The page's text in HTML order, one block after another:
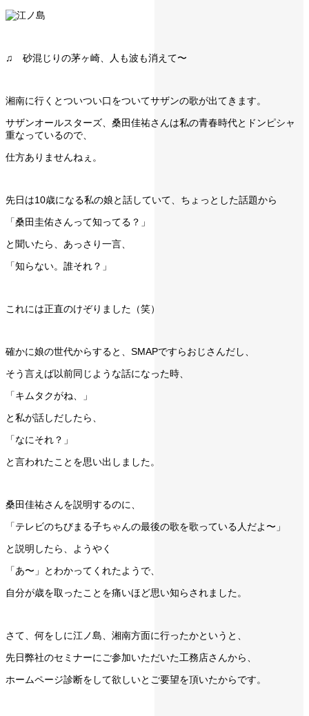
♫ 砂混じりの茅ヶ崎、人も波も消えて〜
湘南に行くとついつい口をついてサザンの歌が出てきます。
サザンオールスターズ、桑田佳祐さんは私の青春時代とドンピシャ
重なっているので、
仕方ありませんねぇ。
先日は10歳になる私の娘と話していて、ちょっとした話題から
「桑田圭佑さんって知ってる？」
と聞いたら、あっさり一言、
「知らない。誰それ？」
これには正直のけぞりました（笑）
確かに娘の世代からすると、SMAPですらおじさんだし、
そう言えば以前同じような話になった時、
「キムタクがね、」
と私が話しだしたら、
「なにそれ？」
と言われたことを思い出しました。
桑田佳祐さんを説明するのに、
「テレビのちびまる子ちゃんの最後の歌を歌っている人だよ〜」
と説明したら、ようやく
「あ〜」とわかってくれたようで、
自分が歳を取ったことを痛いほど思い知らされました。
さて、何をしに江ノ島、湘南方面に行ったかというと、
先日弊社のセミナーにご参加いただいた工務店さんから、
ホームページ診断をして欲しいとご要望を頂いたからです。